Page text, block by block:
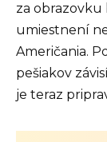
za obrazovku
umiestnení
Američania.
pešiakov
je teraz